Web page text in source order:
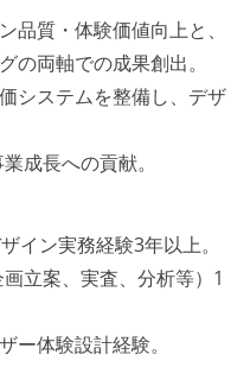
品質・体験価値向上と、
の両軸での成果創出。
システムを整備し、デザ
成長への貢献。
イン実務経験3年以上。
立案、実査、分析等）1
ー体験設計経験。